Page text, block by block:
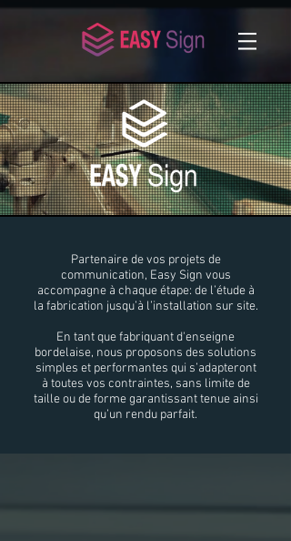
Partenaire de vos projets de
communication, Easy Sign vous
accompagne à chaque étape: de l’étude à
la fabrication jusqu’à l’installation sur site.
En tant que fabriquantd'enseigne
bordelaise, nous proposons des solutions
simples et performantes qui s’adapteront
à toutes vos contraintes, sans limite de
taille ou de forme garantissant tenue ainsi
qu’un rendu parfait.